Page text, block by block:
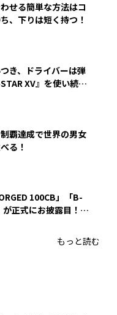
せる簡単な方法はコ
、下りは短く持つ！
き、ドライバーは弾
XV』を使い続け
覇達成で世界の男女
る！
100CB」「B-
が正式にお披露目！
もっと読む